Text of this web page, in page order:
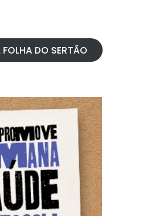
DO SERTÃO